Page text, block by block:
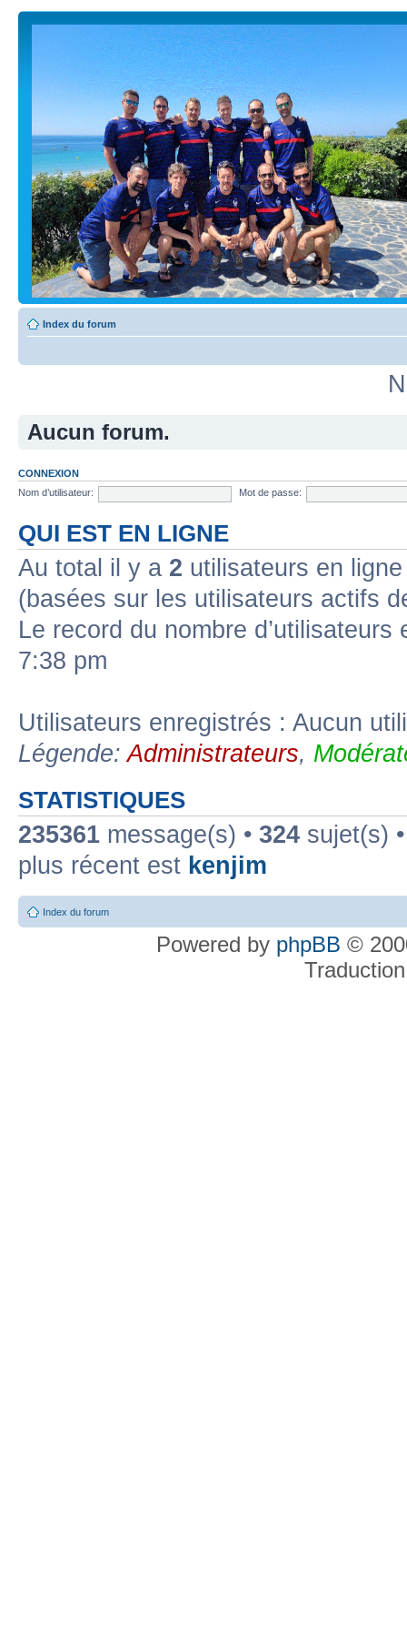
Index du forum
Aucun forum.
CONNEXION
Nom d’utilisateur:
Mot de passe:
QUI EST EN LIGNE
Au total il y a 2 utilisateurs en
(basées sur les utilisateurs actifs
Le record du nombre
7:38 pm
Utilisateurs enregistrés : Aucun
Légende:Administrateurs,
STATISTIQUES
235361 message(s) • 324 sujet(s)
plus récent est kenjim
Index du forum
Powered by phpBB ©